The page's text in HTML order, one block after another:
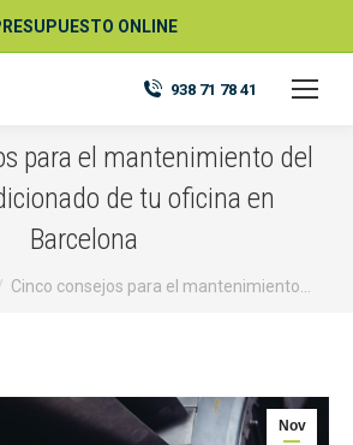
ONLINE
938 71 78 41
para el mantenimiento del
de tu oficina en
Barcelona
Cinco consejos para el mantenimiento…
Nov